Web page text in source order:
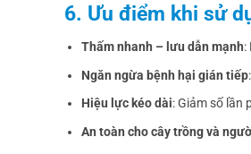
6. Ưu điểm khi sử
Thấm nhanh – lưu dẫn mạnh:
Ngăn ngừa bệnh hại gián tiếp
Hiệu lực kéo dài: Giảm số lần
An toàn cho cây trồng và